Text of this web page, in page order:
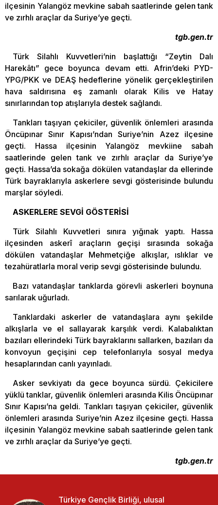
ilçesinin Yalangöz mevkine sabah saatlerinde gelen tank
ve zırhlı araçlar da Suriye’ye geçti.
tgb.gen.tr
Türk Silahlı Kuvvetleri’nin başlattığı “Zeytin Dalı
Harekâtı” gece boyunca devam etti. Afrin’deki PYD-
YPG/PKK ve DEAŞ hedeflerine yönelik gerçekleştirilen
hava saldırısına eş zamanlı olarak Kilis ve Hatay
sınırlarından top atışlarıyla destek sağlandı.
Tankları taşıyan çekiciler, güvenlik önlemleri arasında
Öncüpınar Sınır Kapısı’ndan Suriye’nin Azez ilçesine
geçti. Hassa ilçesinin Yalangöz mevkiine sabah
saatlerinde gelen tank ve zırhlı araçlar da Suriye’ye
geçti. Hassa’da sokağa dökülen vatandaşlar da ellerinde
Türk bayraklarıyla askerlere sevgi gösterisinde bulundu
marşlar söyledi.
ASKERLERE SEVGİ GÖSTERİSİ
Türk Silahlı Kuvvetleri sınıra yığınak yaptı. Hassa
ilçesinden askerî araçların geçişi sırasında sokağa
dökülen vatandaşlar Mehmetçiğe alkışlar, ıslıklar ve
tezahüratlarla moral verip sevgi gösterisinde bulundu.
Bazı vatandaşlar tanklarda görevli askerleri boynuna
sarılarak uğurladı.
Tanklardaki askerler de vatandaşlara aynı şekilde
alkışlarla ve el sallayarak karşılık verdi. Kalabalıktan
bazıları ellerindeki Türk bayraklarını sallarken, bazıları da
konvoyun geçişini cep telefonlarıyla sosyal medya
hesaplarından canlı yayınladı.
Asker sevkiyatı da gece boyunca sürdü. Çekicilere
yüklü tanklar, güvenlik önlemleri arasında Kilis Öncüpınar
Sınır Kapısı’na geldi. Tankları taşıyan çekiciler, güvenlik
önlemleri arasında Suriye’nin Azez ilçesine geçti. Hassa
ilçesinin Yalangöz mevkine sabah saatlerinde gelen tank
ve zırhlı araçlar da Suriye’ye geçti.
tgb.gen.tr
Türkiye Gençlik Birliği, ulusal